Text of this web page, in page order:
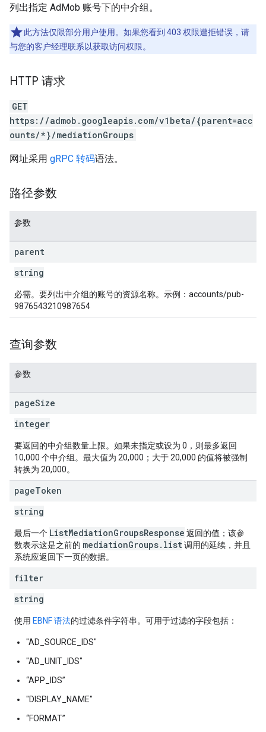
列出指定 AdMob 账号下的中介组。
此方法仅限部分用户使用。如果您看到 403 权限遭拒错误，请
与您的客户经理联系以获取访问权限。
HTTP 请求
GET
https://admob.googleapis.com/v1beta/{parent=acc
ounts/*}/mediationGroups
网址采用 gRPC 转码语法。
路径参数
参数
parent
string
必需。要列出中介组的账号的资源名称。示例：accounts/pub-
9876543210987654
查询参数
参数
pageSize
integer
要返回的中介组数量上限。如果未指定或设为 0，则最多返回
10,000 个中介组。最大值为 20,000；大于 20,000 的值将被强制
转换为 20,000。
pageToken
string
最后一个 ListMediationGroupsResponse 返回的值；该参
数表示这是之前的 mediationGroups.list调用的延续，并且
系统应返回下一页的数据。
filter
string
使用 EBNF 语法的过滤条件字符串。可用于过滤的字段包括：
"AD_SOURCE_IDS"
"AD_UNIT_IDS"
“APP_IDS”
"DISPLAY_NAME"
“FORMAT”